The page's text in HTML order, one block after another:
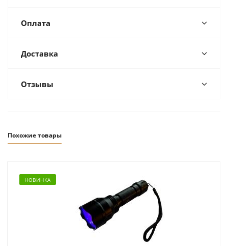
Оплата
Доставка
Отзывы
Похожие товары
НОВИНКА